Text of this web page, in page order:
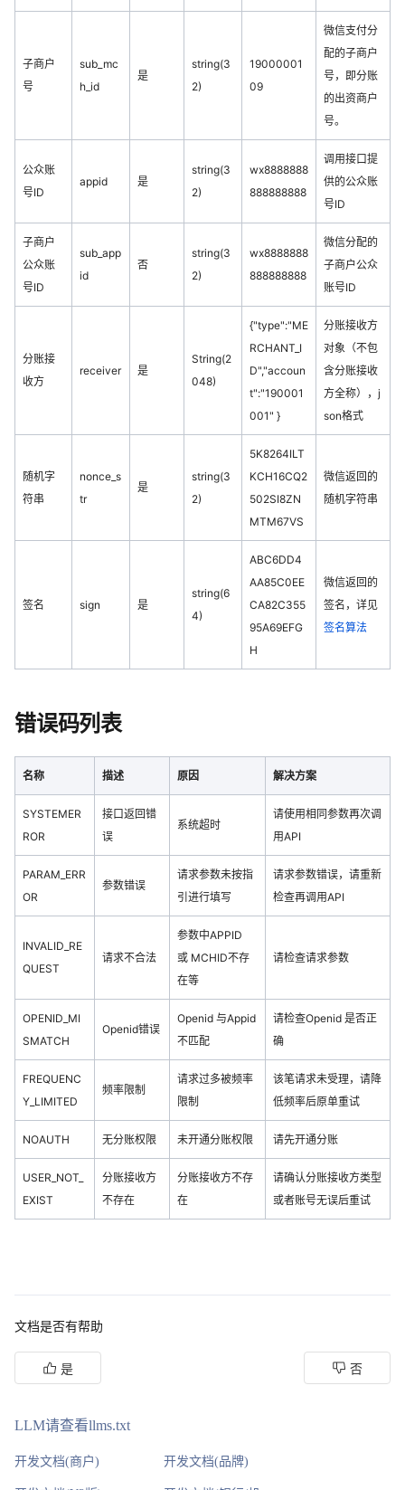
子商户
号
sub_mc
h_id
是
string(3
2)
19000001
09
微信支付分
配的子商户
号，即分账
的出资商户
号。
公众账
号ID
appid 是
string(3
2)
wx8888888
888888888
调用接口提
供的公众账
号ID
子商户
公众账
号ID
sub_app
id
否
string(3
2)
wx8888888
888888888
微信分配的
子商户公众
账号ID
分账接
收方
receiver 是
String(2
048)
{"type":"ME
RCHANT_I
D","accoun
t":"190001
001" }
分账接收方
对象（不包
含分账接收
方全称），j
son格式
随机字
符串
nonce_s
tr
是
string(3
2)
5K8264ILT
KCH16CQ2
502SI8ZN
MTM67VS
微信返回的
随机字符串
签名 sign 是
string(6
4)
ABC6DD4
AA85C0EE
CA82C355
95A69EFG
H
微信返回的
签名，详见
签名算法
错误码列表
名称 描述 原因 解决方案
SYSTEMER
ROR
接口返回错
误
系统超时
请使用相同参数再次调
用API
PARAM_ERR
OR
参数错误
请求参数未按指
引进行填写
请求参数错误，请重新
检查再调用API
INVALID_RE
QUEST
请求不合法
参数中APPID
或 MCHID不存
在等
请检查请求参数
OPENID_MI
SMATCH
Openid错误
Openid 与Appid
不匹配
请检查Openid 是否正
确
FREQUENC
Y_LIMITED
频率限制
请求过多被频率
限制
该笔请求未受理，请降
低频率后原单重试
NOAUTH 无分账权限 未开通分账权限 请先开通分账
USER_NOT_
EXIST
分账接收方
不存在
分账接收方不存
在
请确认分账接收方类型
或者账号无误后重试
文档是否有帮助
是 否
LLM请查看llms.txt
开发文档(商户) 开发文档(品牌)